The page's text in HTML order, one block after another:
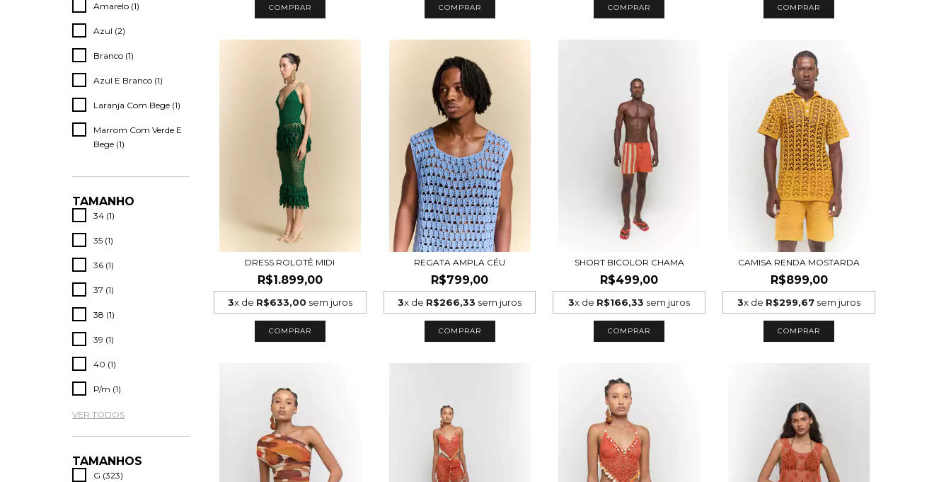
Amarelo (1)
Azul (2)
Branco (1)
Azul E Branco (1)
Laranja Com Bege (1)
Marrom Com Verde E
Bege (1)
TAMANHO
34 (1)
35 (1)
36 (1)
37 (1)
38 (1)
39 (1)
40 (1)
P/m (1)
VER TODOS
TAMANHOS
G (323)
COMPRAR COMPRAR COMPRAR
DRESS ROLOTÊ MIDI
R$1.899,00
3x de R$633,00 sem juros
COMPRAR
REGATA AMPLA CÉU
R$799,00
3x de R$266,33 sem juros
COMPRAR
SHORT BICOLOR CHAMA
R$499,00
3x de R$166,33 sem juros
COMPRAR
CAMISA RENDA MOSTARDA
R$899,00
3x de R$299,67 sem juros
COMPRAR